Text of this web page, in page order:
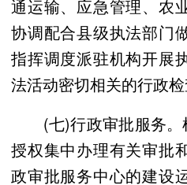
通运输、应急管理、农
协调配合县级执法部门
指挥调度派驻机构开展
法活动密切相关的行政
(七)行政审批服务。
授权集中办理有关审批
政审批服务中心的建设